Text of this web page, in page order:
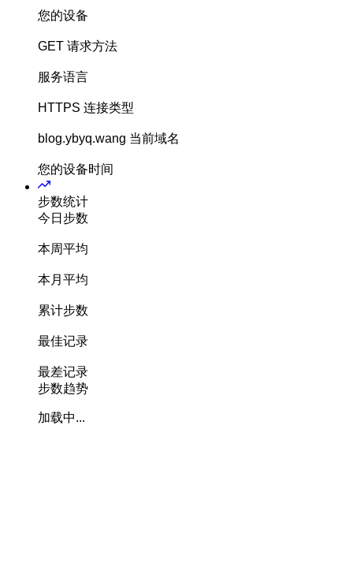
您的设备
GET 请求方法
服务语言
HTTPS 连接类型
blog.ybyq.wang 当前域名
您的设备时间
步数统计
今日步数
本周平均
本月平均
累计步数
最佳记录
最差记录
步数趋势
加载中...